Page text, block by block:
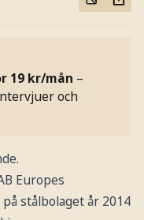
19 kr/mån –
och
Europes
stålbolaget år 2014